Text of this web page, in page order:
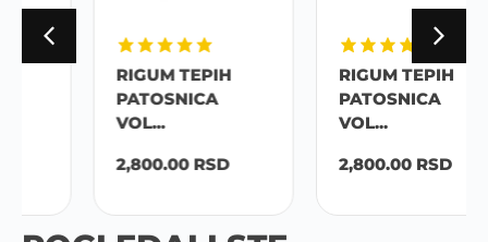
RIGUM TEPIH
PATOSNICA
2,800.00RSD
RIGUM TEPIH
PATOSNICA
2,800.00RSD